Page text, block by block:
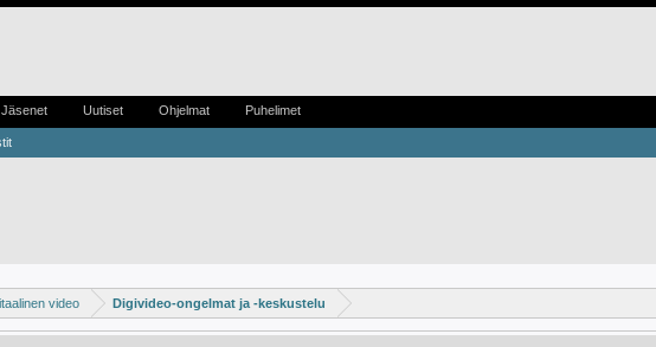
video Digivideo-ongelmat ja -keskustelu
Jäsenet Uutiset Ohjelmat Puhelimet